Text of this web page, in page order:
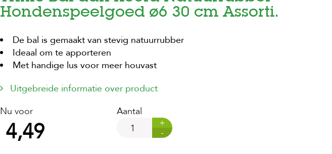
Hondenspeelgoed ø6 30 cm Assorti.
De bal is gemaakt van stevig natuurrubber
Ideaal om te apporteren
Met handige lus voor meer houvast
Uitgebreide informatie over product
Nu voor
4,49
Aantal
+
-